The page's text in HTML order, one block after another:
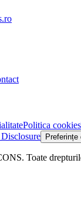
Politica cookies
Preferințe
Toate